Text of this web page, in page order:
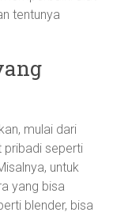
tentunya
mulai dari
pribadi seperti
untuk
yang bisa
blender, bisa